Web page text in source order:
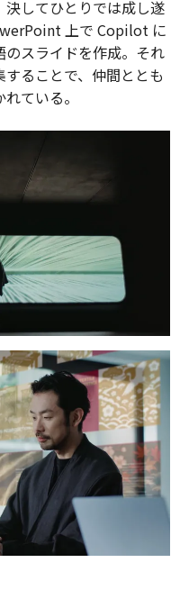
してひとりでは成し遂
上で Copilot に
スライドを作成。それ
ることで、仲間ととも
ている。